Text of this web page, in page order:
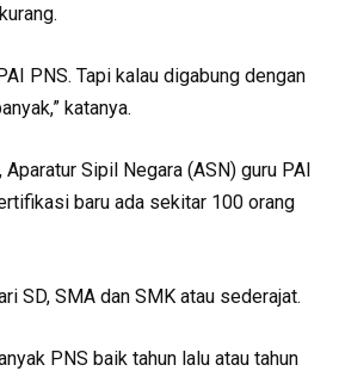
PNS. Tapi kalau digabung dengan
katanya.
Sipil Negara (ASN) guru PAI
baru ada sekitar 100 orang
SD, SMA dan SMK atau sederajat.
PNS baik tahun lalu atau tahun